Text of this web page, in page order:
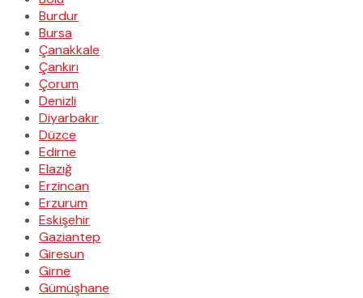
Burdur
Bursa
Çanakkale
Çankırı
Çorum
Denizli
Diyarbakır
Düzce
Edirne
Elazığ
Erzincan
Erzurum
Eskişehir
Gaziantep
Giresun
Girne
Gümüşhane